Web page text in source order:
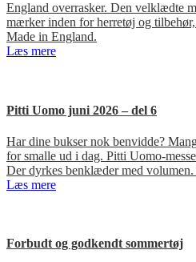
England overrasker. Den velklædte
mærker inden for herretøj og
Made in England.
Læs mere
Pitti Uomo juni 2026 – del 6
Har dine bukser nok benvidde?
for smalle ud i dag. Pitti Uomo-
Der dyrkes benklæder med
Læs mere
Forbudt og godkendt sommertøj